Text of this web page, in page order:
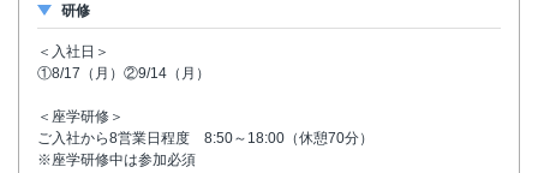
研修
＜入社日＞
①8/17（月）②9/14（月）
＜座学研修＞
ご入社から8営業日程度 8:50～18:00（休憩70分）
※座学研修中は参加必須